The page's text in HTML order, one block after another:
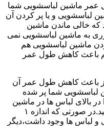
ماشین لباسشویی شما
لباسشویی و یا پر کردن آن
که خالی ماندن ماشین
به ماشین لباسشویی نمی
ماشین لباسشویی هم
باعث کاهش طول عمر
باعث کاهش طول عمر آن
لباسشویی شما پر شده
در بالای لباس ها در ماشین
لباسشویی قرار دهید و کمی فشار دهید.در صورتی که اندازه ۱
لباس ها وجود داشت،دیگر